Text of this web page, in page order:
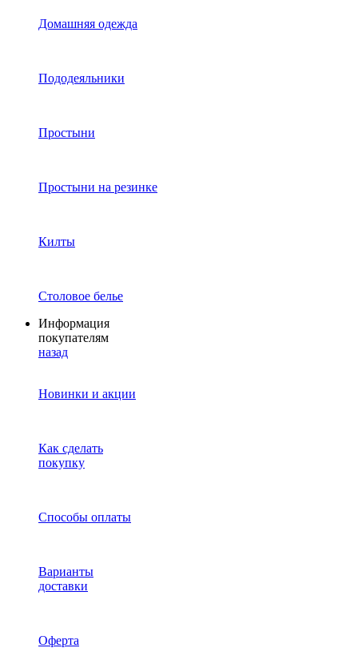
Домашняя одежда
Пододеяльники
Простыни
Простыни на резинке
Килты
Столовое белье
Информация
покупателям
назад
Новинки и акции
Как сделать
покупку
Способы оплаты
Варианты
доставки
Оферта